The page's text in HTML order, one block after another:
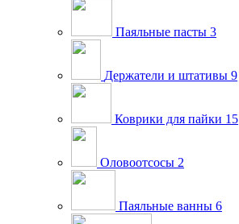
Паяльные пасты 3
Держатели и штативы 9
Коврики для пайки 15
Оловоотсосы 2
Паяльные ванны 6